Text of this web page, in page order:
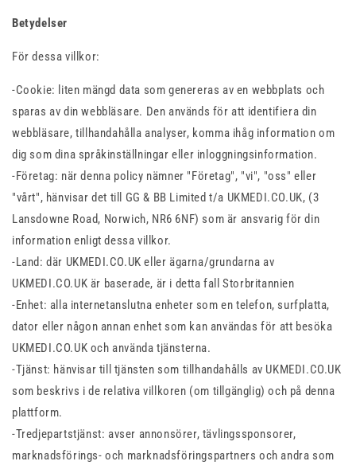
Betydelser
För dessa villkor:
-Cookie: liten mängd data som genereras av en webbplats och
sparas av din webbläsare. Den används för att identifiera din
webbläsare, tillhandahålla analyser, komma ihåg information om
dig som dina språkinställningar eller inloggningsinformation.
-Företag: när denna policy nämner "Företag", "vi", "oss" eller
"vårt", hänvisar det till GG & BB Limited t/a UKMEDI.CO.UK, (3
Lansdowne Road, Norwich, NR6 6NF) som är ansvarig för din
information enligt dessa villkor.
-Land: där UKMEDI.CO.UK eller ägarna/grundarna av
UKMEDI.CO.UK är baserade, är i detta fall Storbritannien
-Enhet: alla internetanslutna enheter som en telefon, surfplatta,
dator eller någon annan enhet som kan användas för att besöka
UKMEDI.CO.UK och använda tjänsterna.
-Tjänst: hänvisar till tjänsten som tillhandahålls av UKMEDI.CO.UK
som beskrivs i de relativa villkoren (om tillgänglig) och på denna
plattform.
-Tredjepartstjänst: avser annonsörer, tävlingssponsorer,
marknadsförings- och marknadsföringspartners och andra som